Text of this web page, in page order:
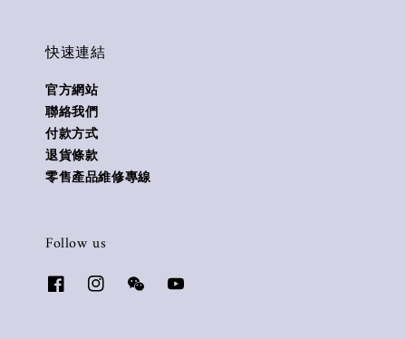
快速連結
官方網站
聯絡我們
付款方式
退貨條款
零售產品維修專線
Follow us